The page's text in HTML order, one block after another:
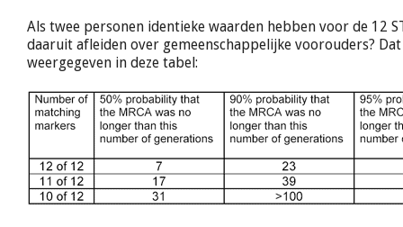
Als twee personen identieke waarden hebben voor de 12
daaruit afleiden over gemeenschappelijke voorouders?
weergegeven in deze tabel: